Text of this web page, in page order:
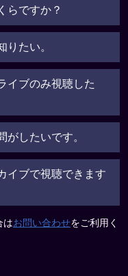
らですか？
りたい。
イブのみ視聴した
がしたいです。
イブで視聴できます
はお問い合わせをご利用く